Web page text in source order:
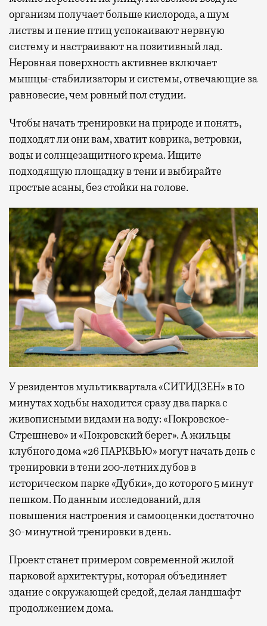
организм получает больше кислорода, а шум
листвы и пение птиц успокаивают нервную
систему и настраивают на позитивный лад.
Неровная поверхность активнее включает
мышцы-стабилизаторы и системы, отвечающие за
равновесие, чем ровный пол студии.
Чтобы начать тренировки на природе и понять,
подходят ли они вам, хватит коврика, ветровки,
воды и солнцезащитного крема. Ищите
подходящую площадку в тени и выбирайте
простые асаны, без стойки на голове.
У резидентов мультиквартала «СИТИДЗЕН» в 10
минутах ходьбы находится сразу два парка с
живописными видами на воду: «Покровское-
Стрешнево» и «Покровский берег». А жильцы
клубного дома «26 ПАРКВЬЮ» могут начать день с
тренировки в тени 200-летних дубов в
историческом парке «Дубки», до которого 5 минут
пешком. По данным исследований, для
повышения настроения и самооценки достаточно
30-минутной тренировки в день.
Проект станет примером современной жилой
парковой архитектуры, которая объединяет
здание с окружающей средой, делая ландшафт
продолжением дома.